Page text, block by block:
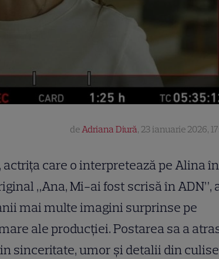
deAdriana Diură, 23 ianuarie 2026,
actrița care o interpretează pe Alina în
„Ana, Mi-ai fost scrisă în ADN”,
mai multe imagini surprinse pe
ale producției. Postarea sa a
sinceritate, umor și detalii din